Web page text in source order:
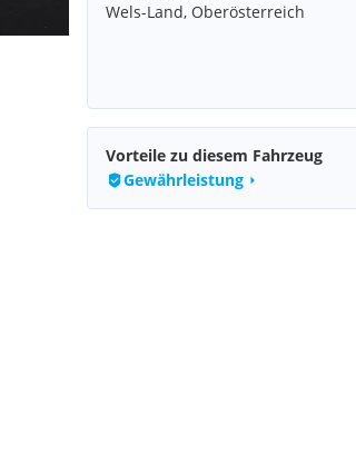
Wels-Land, Oberösterreich
Vorteile zu diesem Fahrzeug
Gewährleistung